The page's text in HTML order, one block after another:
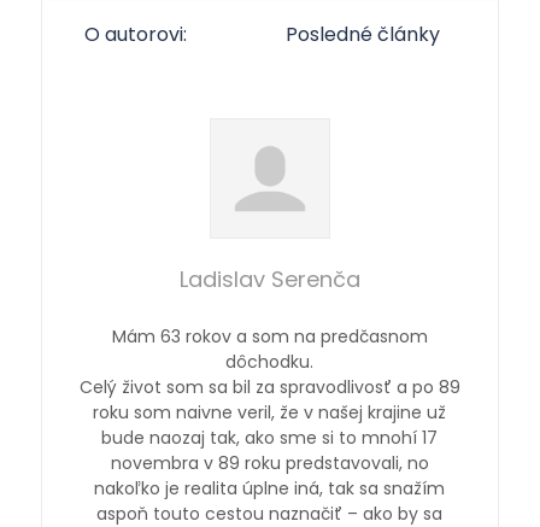
O autorovi: Posledné články
Ladislav Serenča
Mám 63 rokov a som na predčasnom
dôchodku.
Celý život som sa bil za spravodlivosť a po 89
roku som naivne veril, že v našej krajine už
bude naozaj tak, ako sme si to mnohí 17
novembra v 89 roku predstavovali, no
nakoľko je realita úplne iná, tak sa snažím
aspoň touto cestou naznačiť – ako by sa